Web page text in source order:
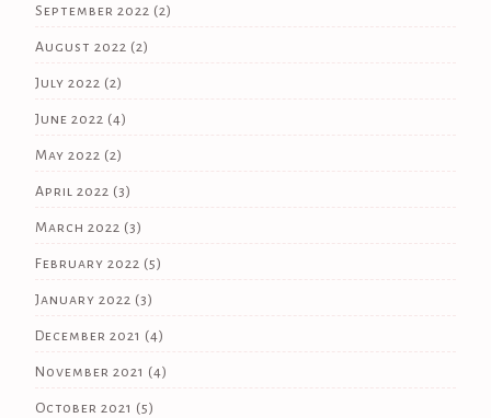
September 2022 (2)
August 2022 (2)
July 2022 (2)
June 2022 (4)
May 2022 (2)
April 2022 (3)
March 2022 (3)
February 2022 (5)
January 2022 (3)
December 2021 (4)
November 2021 (4)
October 2021 (5)